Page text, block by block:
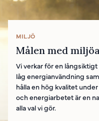
MILJÖ
Målen med
Vi verkar för en
låg energianvändning
hålla en hög kvalitet
och energiarbetet är en
alla val vi gör.